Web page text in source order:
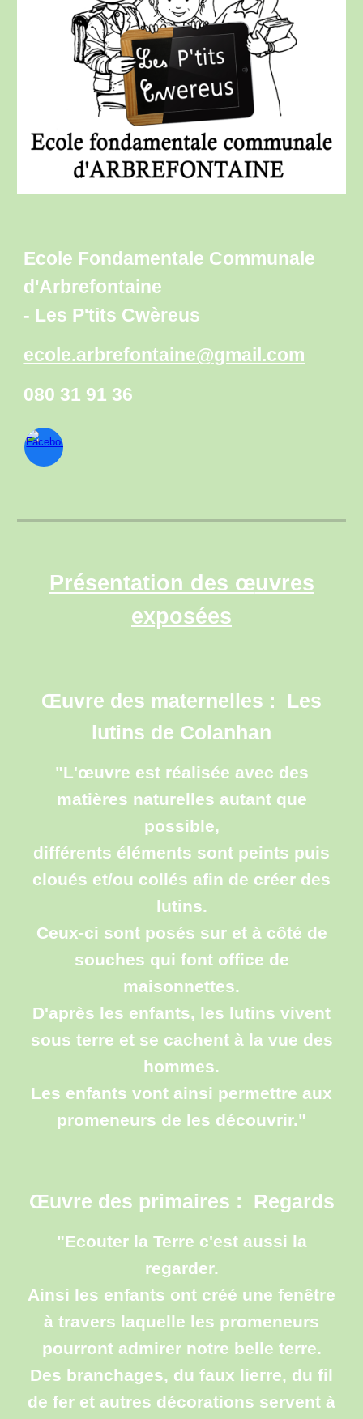
Ecole Fondamentale Communale
d'Arbrefontaine
- Les P'tits Cwèreus
ecole.arbrefontaine@gmail.com
080 31 91 36
Présentation des œuvres
exposées
Œuvre des maternelles : Les
lutins de Colanhan
"L'œuvre est réalisée avec des
matières naturelles autant que
possible,
différents éléments sont peints puis
cloués et/ou collés afin de créer des
lutins.
Ceux-ci sont posés sur et à côté de
souches qui font office de
maisonnettes.
D'après les enfants, les lutins vivent
sous terre et se cachent à la vue des
hommes.
Les enfants vont ainsi permettre aux
promeneurs de les découvrir."
Œuvre des primaires : Regards
"Ecouter la Terre c'est aussi la
regarder.
Ainsi les enfants ont créé une fenêtre
à travers laquelle les promeneurs
pourront admirer notre belle terre.
Des branchages, du faux lierre, du fil
de fer et autres décorations servent à